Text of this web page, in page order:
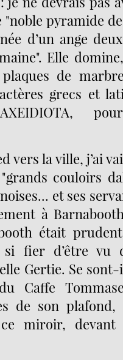
pyramide
d’un ange
Elle
de
grecs et
vers la ville, j’ai
couloirs
et ses
à
était
si fier d’être vu
Gertie. Se sont-
Caffe
de son
miroir,